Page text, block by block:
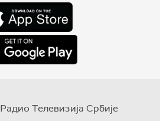
Радио Телевизија Србије